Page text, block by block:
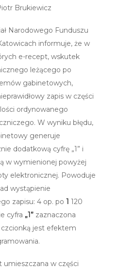
Brukiewicz
Narodowego Funduszu
informuje, że w
e-recept, wskutek
leżącego po
gabinetowych,
zapis w części
ordynowanego
W wyniku błędu,
generuje
dodatkową cyfrę „1” i
w wymienionej powyżej
elektronicznej. Powoduje
wystąpienie
zapisu: 4 op. po 1 120
cyfra „1” zaznaczona
jest efektem
umieszczana w części